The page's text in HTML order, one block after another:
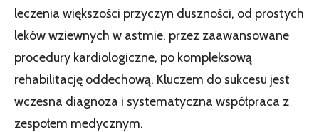
leczenia większości przyczyn duszności, od prostych
leków wziewnych w astmie, przez zaawansowane
procedury kardiologiczne, po kompleksową
rehabilitację oddechową. Kluczem do sukcesu jest
wczesna diagnoza i systematyczna współpraca z
zespołem medycznym.